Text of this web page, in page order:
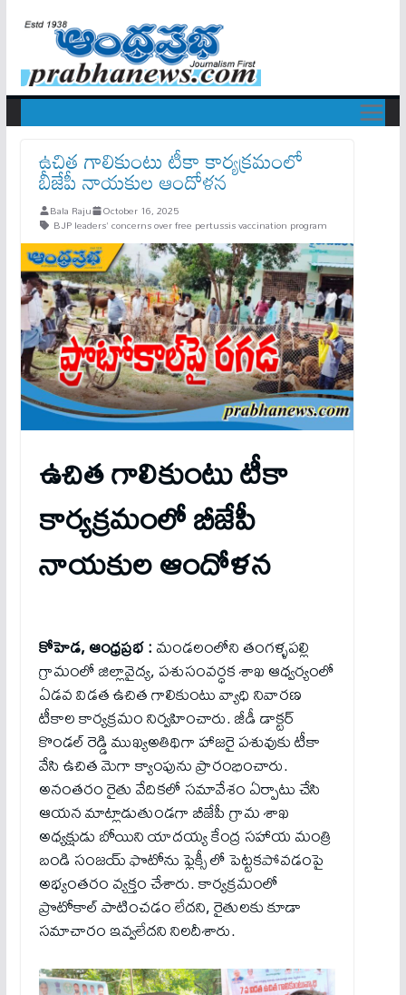
ఉచిత గాలికుంటు టీకా కార్య‌క్ర‌మంలో
బీజేపీ నాయకుల ఆందోళ‌న‌
Bala Raju October 16, 2025
BJP leaders' concerns over free pertussis vaccination program
ఉచిత గాలికుంటు టీకా
కార్య‌క్ర‌మంలో బీజేపీ
నాయకుల ఆందోళ‌న‌
కోహెడ, ఆంధ్రప్రభ :మండలంలోని తంగళ్ళపల్లి
గ్రామంలో జిల్లావైద్య, పశుసంవర్ధక శాఖ ఆధ్వర్యంలో
ఏడవ విడత ఉచిత గాలికుంటు వ్యాధి నివారణ
టీకాల కార్యక్రమం నిర్వ‌హించారు. జీడీ డాక్టర్
కొండల్ రెడ్డి ముఖ్యఅతిథిగా హాజరై పశువుకు టీకా
వేసి ఉచిత మెగా క్యాంపును ప్రారంభించారు.
అనంతరం రైతు వేదికలో సమావేశం ఏర్పాటు చేసి
ఆయన మాట్లాడుతుండగా బీజేపీ గ్రామ శాఖ
అధ్యక్షుడు బోయిని యాదయ్య కేంద్ర సహాయ మంత్రి
బండి సంజయ్ ఫొటోను ఫ్లెక్సీ లో పెట్టకపోవ‌డంపై
అభ్యంతరం వ్యక్తం చేశారు. కార్యక్రమంలో
ప్రొటోకాల్ పాటించడం లేదని, రైతులకు కూడా
సమాచారం ఇవ్వలేదని నిలదీశారు.